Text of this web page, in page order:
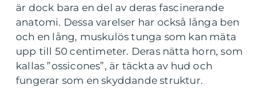
är dock bara en del av deras fascinerande
anatomi. Dessa varelser har också långa ben
och en lång, muskulös tunga som kan mäta
upp till 50 centimeter. Deras nätta horn, som
kallas ”ossicones”, är täckta av hud och
fungerar som en skyddande struktur.